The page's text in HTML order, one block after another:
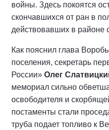
войны. Здесь покоятся
скончавшихся от ран в
действовавших в районе
Как пояснил глава
поселения, секретарь
России» Олег
мемориал сильно
освободителя и
постаменты стали
труба подает топливо к